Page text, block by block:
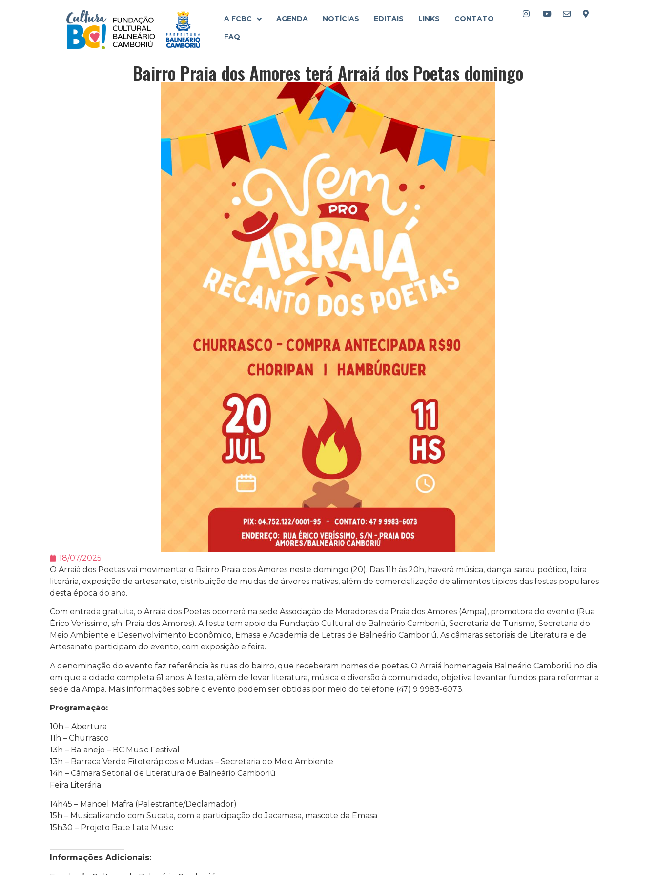
A FCBC AGENDA NOTÍCIAS EDITAIS LINKS CONTATO
FAQ
Bairro Praia dos Amores terá Arraiá dos Poetas domingo
18/07/2025
O Arraiá dos Poetas vai movimentar o Bairro Praia dos Amores neste domingo (20). Das 11h às 20h, haverá música, dança, sarau poético, feira
literária, exposição de artesanato, distribuição de mudas de árvores nativas, além de comercialização de alimentos típicos das festas populares
desta época do ano.
Com entrada gratuita, o Arraiá dos Poetas ocorrerá na sede Associação de Moradores da Praia dos Amores (Ampa), promotora do evento (Rua
Érico Veríssimo, s/n, Praia dos Amores). A festa tem apoio da Fundação Cultural de Balneário Camboriú, Secretaria de Turismo, Secretaria do
Meio Ambiente e Desenvolvimento Econômico, Emasa e Academia de Letras de Balneário Camboriú. As câmaras setoriais de Literatura e de
Artesanato participam do evento, com exposição e feira.
A denominação do evento faz referência às ruas do bairro, que receberam nomes de poetas. O Arraiá homenageia Balneário Camboriú no dia
em que a cidade completa 61 anos. A festa, além de levar literatura, música e diversão à comunidade, objetiva levantar fundos para reformar a
sede da Ampa. Mais informações sobre o evento podem ser obtidas por meio do telefone (47) 9 9983-6073.
Programação:
10h – Abertura
11h – Churrasco
13h – Balanejo – BC Music Festival
13h – Barraca Verde Fitoterápicos e Mudas – Secretaria do Meio Ambiente
14h – Câmara Setorial de Literatura de Balneário Camboriú
Feira Literária
14h45 – Manoel Mafra (Palestrante/Declamador)
15h – Musicalizando com Sucata, com a participação do Jacamasa, mascote da Emasa
15h30 – Projeto Bate Lata Music
Informações Adicionais: